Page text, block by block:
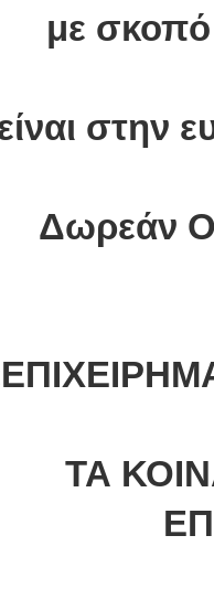
με
στην
Δωρεάν
ΤΑ